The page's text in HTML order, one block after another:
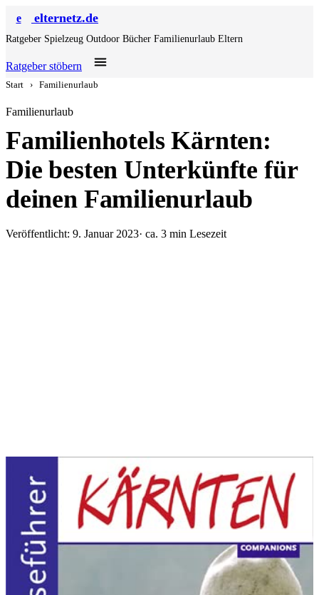
e elternetz.de
Ratgeber Spielzeug Outdoor Bücher Familienurlaub Eltern
Ratgeber stöbern
Start › Familienurlaub
Familienurlaub
Familienhotels Kärnten:
Die besten Unterkünfte für
deinen Familienurlaub
Veröffentlicht: 9. Januar 2023· ca. 3 min Lesezeit